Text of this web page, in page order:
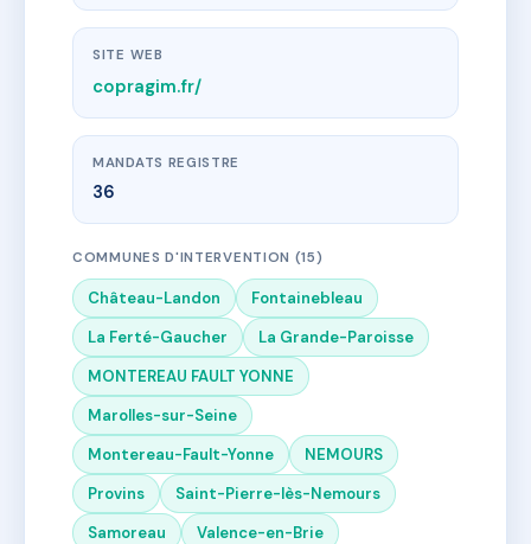
SITE WEB
copragim.fr/
MANDATS REGISTRE
36
COMMUNES D'INTERVENTION (15)
Château-Landon
Fontainebleau
La Ferté-Gaucher
La Grande-Paroisse
MONTEREAU FAULT YONNE
Marolles-sur-Seine
Montereau-Fault-Yonne
NEMOURS
Provins
Saint-Pierre-lès-Nemours
Samoreau
Valence-en-Brie